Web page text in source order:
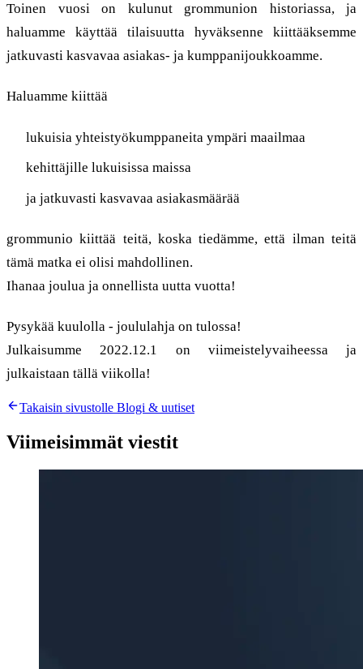
Toinen vuosi on kulunut grommunion historiassa, ja
haluamme käyttää tilaisuutta hyväksenne kiittääksemme
jatkuvasti kasvavaa asiakas- ja kumppanijoukkoamme.
Haluamme kiittää
lukuisia yhteistyökumppaneita ympäri maailmaa
kehittäjille lukuisissa maissa
ja jatkuvasti kasvavaa asiakasmäärää
grommunio kiittää teitä, koska tiedämme, että ilman teitä
tämä matka ei olisi mahdollinen.
Ihanaa joulua ja onnellista uutta vuotta!
Pysykää kuulolla - joululahja on tulossa!
Julkaisumme 2022.12.1 on viimeistelyvaiheessa ja
julkaistaan tällä viikolla!
Takaisin sivustolle Blogi & uutiset
Viimeisimmät viestit